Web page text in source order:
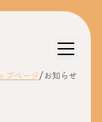
プページ/ お知らせ